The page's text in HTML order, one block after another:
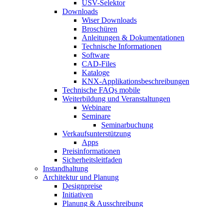
USV-Selektor
Downloads
Wiser Downloads
Broschüren
Anleitungen & Dokumentationen
Technische Informationen
Software
CAD-Files
Kataloge
KNX-Applikationsbeschreibungen
Technische FAQs mobile
Weiterbildung und Veranstaltungen
Webinare
Seminare
Seminarbuchung
Verkaufsunterstützung
Apps
Preisinformationen
Sicherheitsleitfaden
Instandhaltung
Architektur und Planung
Designpreise
Initiativen
Planung & Ausschreibung